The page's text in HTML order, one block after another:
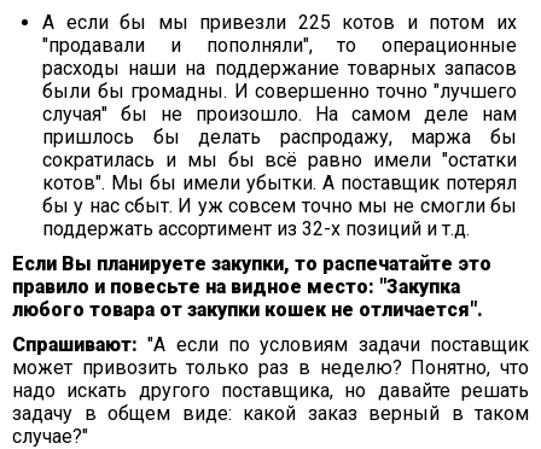
А если бы мы привезли 225 котов и потом их
"продавали и пополняли", то операционные
расходы наши на поддержание товарных запасов
были бы громадны. И совершенно точно "лучшего
случая" бы не произошло. На самом деле нам
пришлось бы делать распродажу, маржа бы
сократилась и мы бы всё равно имели "остатки
котов". Мы бы имели убытки. А поставщик потерял
бы у нас сбыт. И уж совсем точно мы не смогли бы
поддержать ассортимент из 32-х позиций и т.д.
Если Вы планируете закупки, то распечатайте это
правило и повесьте на видное место: "Закупка
любого товара от закупки кошек не отличается".
Спрашивают: "А если по условиям задачи поставщик
может привозить только раз в неделю? Понятно, что
надо искать другого поставщика, но давайте решать
задачу в общем виде: какой заказ верный в таком
случае?"